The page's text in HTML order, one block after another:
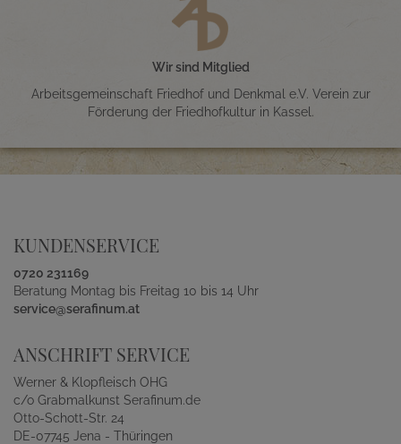
Wir sind Mitglied
Arbeitsgemeinschaft Friedhof und Denkmal e.V. Verein zur
Förderung der Friedhofkultur in Kassel.
KUNDENSERVICE
0720 231169
Beratung Montag bis Freitag 10 bis 14 Uhr
service@serafinum.at
ANSCHRIFT SERVICE
Werner & Klopfleisch OHG
c/o Grabmalkunst Serafinum.de
Otto-Schott-Str. 24
DE-07745 Jena - Thüringen